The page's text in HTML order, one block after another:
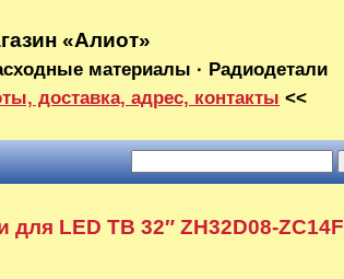
«Алиот»
материалы · Радиодетали
доставка, адрес, контакты <<
для LED ТВ 32″ ZH32D08-ZC14F